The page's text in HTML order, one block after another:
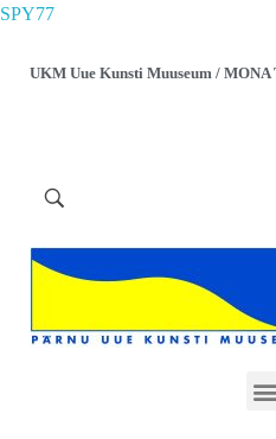
SPY77
UKM Uue Kunsti Muuseum / MONA